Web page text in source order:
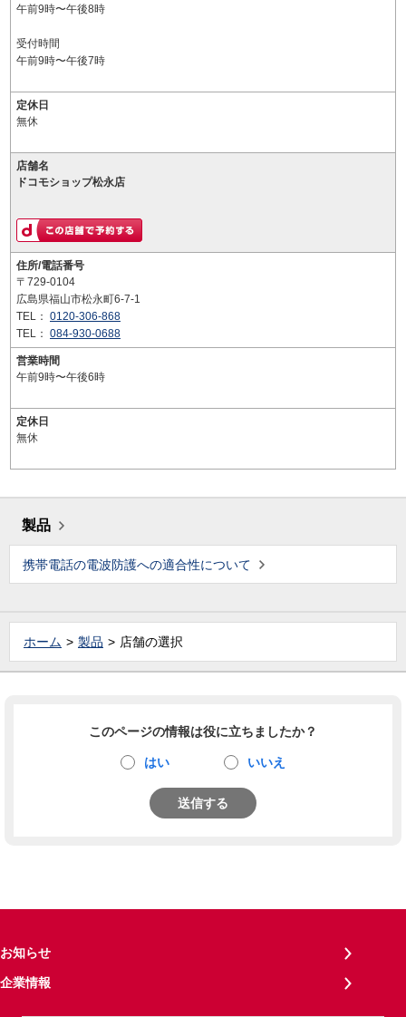
午前9時〜午後8時
受付時間
午前9時〜午後7時
定休日
無休
店舗名
ドコモショップ松永店
住所/電話番号
〒729-0104
広島県福山市松永町6-7-1
TEL： 0120-306-868
TEL： 084-930-0688
営業時間
午前9時〜午後6時
定休日
無休
製品
携帯電話の電波防護への適合性について
ホーム 製品 店舗の選択
このページの情報は役に立ちましたか？
はい いいえ
送信する
お知らせ
企業情報